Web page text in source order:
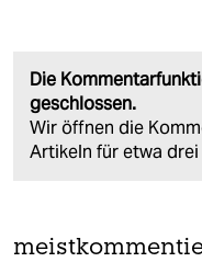
Die
geschlossen.
Wir öffnen die
Artikeln für etwa drei